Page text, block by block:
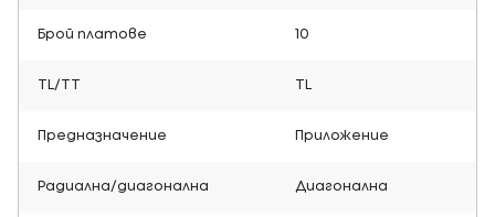
Брой платове 10
TL/TT
Предназначение Приложение
Радиална/диагонална Диагонална